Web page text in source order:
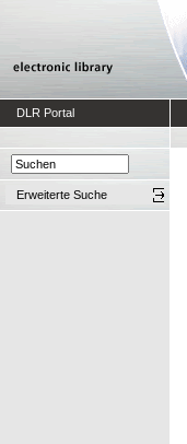
DLR Portal
Erweiterte Suche